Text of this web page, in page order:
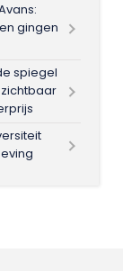
gingen
spiegel